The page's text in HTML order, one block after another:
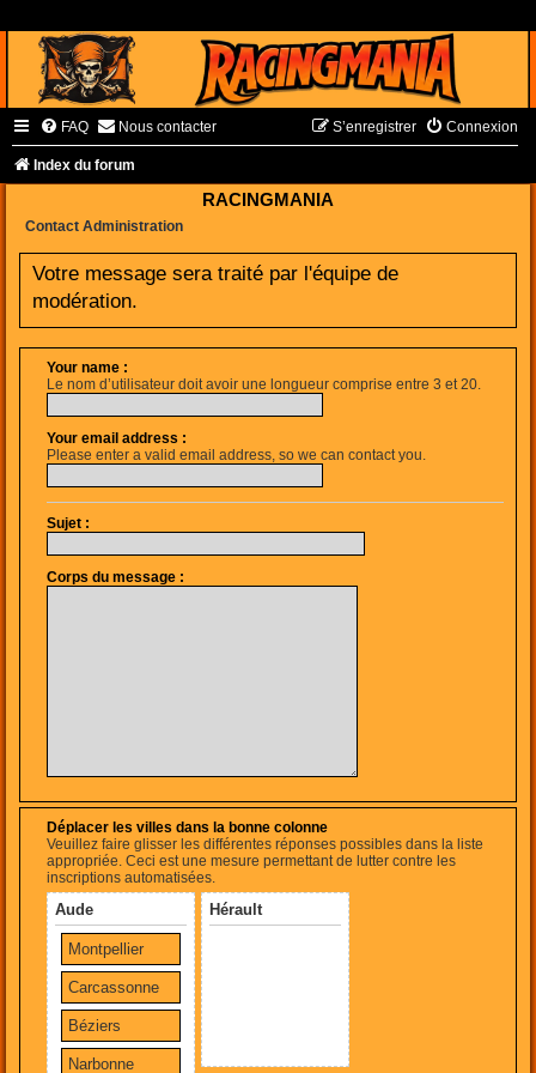
FAQ Nous contacter Connexion
S’enregistrer
Index du forum
RACINGMANIA
Contact Administration
Votre message sera traité par l'équipe de
modération.
Your name :
Le nom d’utilisateur doit avoir une longueur comprise entre 3 et 20.
Your email address :
Please enter a valid email address, so we can contact you.
Sujet :
Corps du message :
Déplacer les villes dans la bonne colonne
Veuillez faire glisser les différentes réponses possibles dans la liste
appropriée. Ceci est une mesure permettant de lutter contre les
inscriptions automatisées.
Aude
Montpellier
Carcassonne
Béziers
Narbonne
Hérault